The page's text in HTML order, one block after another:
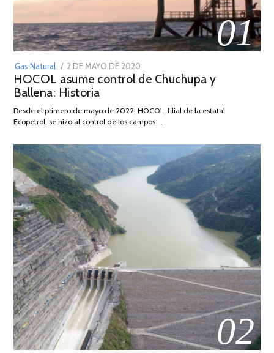
01
Gas Natural
POSTED
ON
2 DE MAYO DE 2020
DE
2026
HOCOL asume control de Chuchupa y
Ballena: Historia
Desde el primero de mayo de 2022, HOCOL, filial de la estatal
Ecopetrol, se hizo al control de los campos …
02